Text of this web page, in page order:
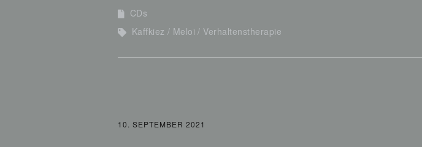
CDs
Kaffkiez
Meloi Verhaltenstherapie
10. SEPTEMBER 2021